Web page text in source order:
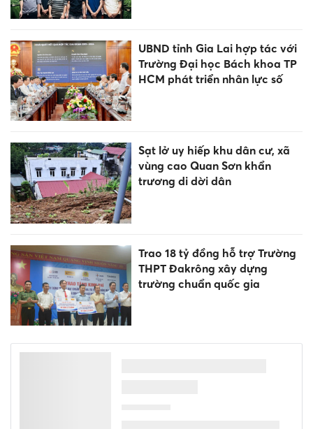
UBND tỉnh Gia Lai hợp tác với
Trường Đại học Bách khoa TP
HCM phát triển nhân lực số
Sạt lở uy hiếp khu dân cư, xã
vùng cao Quan Sơn khẩn
trương di dời dân
Trao 18 tỷ đồng hỗ trợ Trường
THPT Đakrông xây dựng
trường chuẩn quốc gia